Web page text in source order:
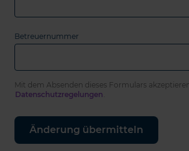
Betreuernummer
Mit dem Absenden dieses Formulars
Datenschutzregelungen